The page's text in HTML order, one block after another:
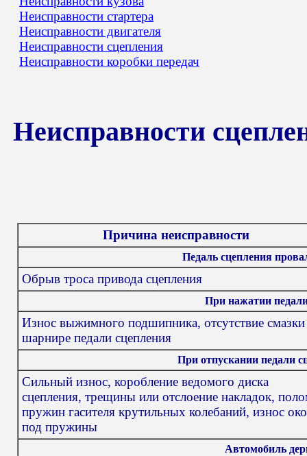
Неисправности стартера
Неисправности двигателя
Неисправности сцепления
Неисправности коробки передач
Неисправности
Причина неисправности
Педаль сцепления
Обрыв троса привода сцепления
При нажатии
Износ выжимного подшипника, отсутствие
шарнире педали сцепления
При отпускании педали
Сильный износ, коробление ведомого диска
сцепления, трещины или отслоение накладок,
пружин гасителя крутильных колебаний, износ
под пружины
Автомобиль